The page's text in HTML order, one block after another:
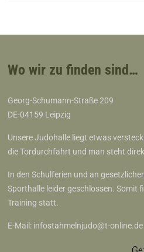
Wo wir zu finden sind…
Georg-Schumann-Straße 209
DE-04159 Leipzig
Unsere Judohalle liegt etwas
die Tordurchfahrt und man steht
In den Schulferien und an
Sporthalle leider geschlossen. Somit
Training statt.
E-Mail: infostahmelnjudo@t-online.de